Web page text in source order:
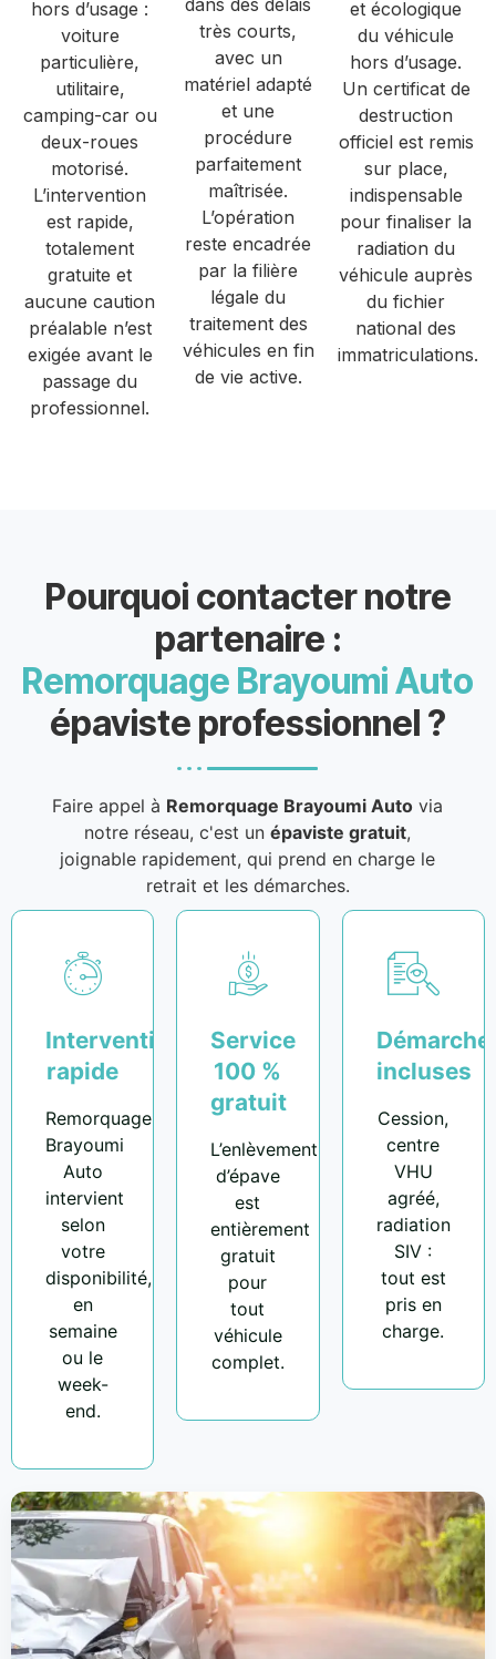
hors d’usage :
voiture
particulière,
utilitaire,
camping-car ou
deux-roues
motorisé.
L’intervention
est rapide,
totalement
gratuite et
aucune caution
préalable n’est
exigée avant le
passage du
professionnel.
dans des délais
très courts,
avec un
matériel adapté
et une
procédure
parfaitement
maîtrisée.
L’opération
reste encadrée
par la filière
légale du
traitement des
véhicules en fin
de vie active.
et écologique
du véhicule
hors d’usage.
Un certificat de
destruction
officiel est remis
sur place,
indispensable
pour finaliser la
radiation du
véhicule auprès
du fichier
national des
immatriculations.
Pourquoi contacter notre
partenaire :
Remorquage Brayoumi Auto
épaviste professionnel ?
Faire appel à Remorquage Brayoumi Auto via
notre réseau, c'est unépaviste gratuit,
joignable rapidement, qui prend en charge le
retrait et les démarches.
Intervention
rapide
Remorquage
Brayoumi
Auto
intervient
selon
votre
disponibilité,
en
semaine
ou le
week-
end.
Service
100 %
gratuit
L’enlèvement
d’épave
est
entièrement
gratuit
pour
tout
véhicule
complet.
incluses
Cession,
centre
VHU
agréé,
radiation
SIV :
tout est
pris en
charge.